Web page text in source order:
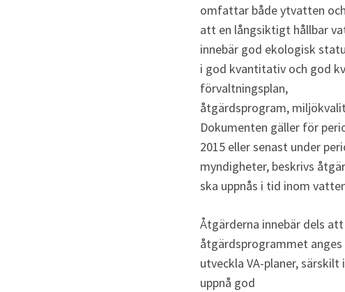
omfattar både ytvatten
att en långsiktigt hållbar
innebär god ekologisk
i god kvantitativ och god
förvaltningsplan,
åtgärdsprogram,
Dokumenten gäller för
2015 eller senast under
myndigheter, beskrivs
ska uppnås i tid inom
Åtgärderna innebär dels
åtgärdsprogrammet
utveckla VA-planer,
uppnå god